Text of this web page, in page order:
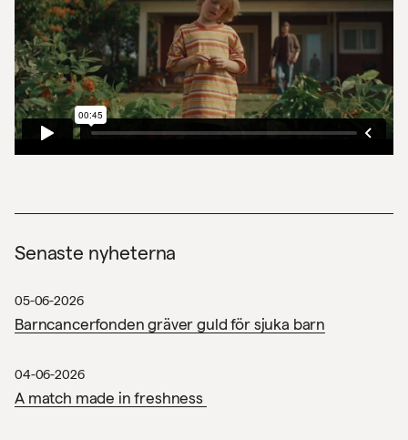
Senaste nyheterna
05-06-2026
Barncancerfonden gräver guld för sjuka barn
04-06-2026
A match made in freshness